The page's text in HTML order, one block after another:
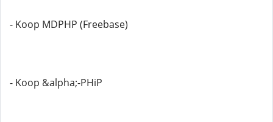
- Koop MDPHP (Freebase)
- Koop &alpha;-PHiP